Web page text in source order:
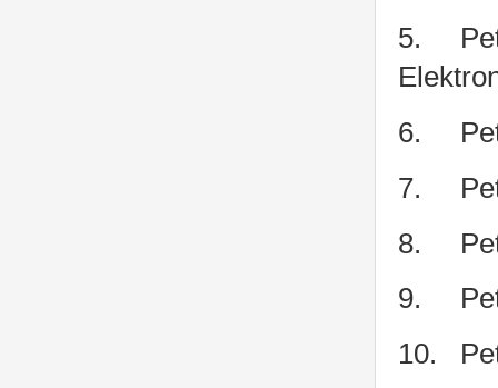
5.
6.
7.
8.
9.
10.